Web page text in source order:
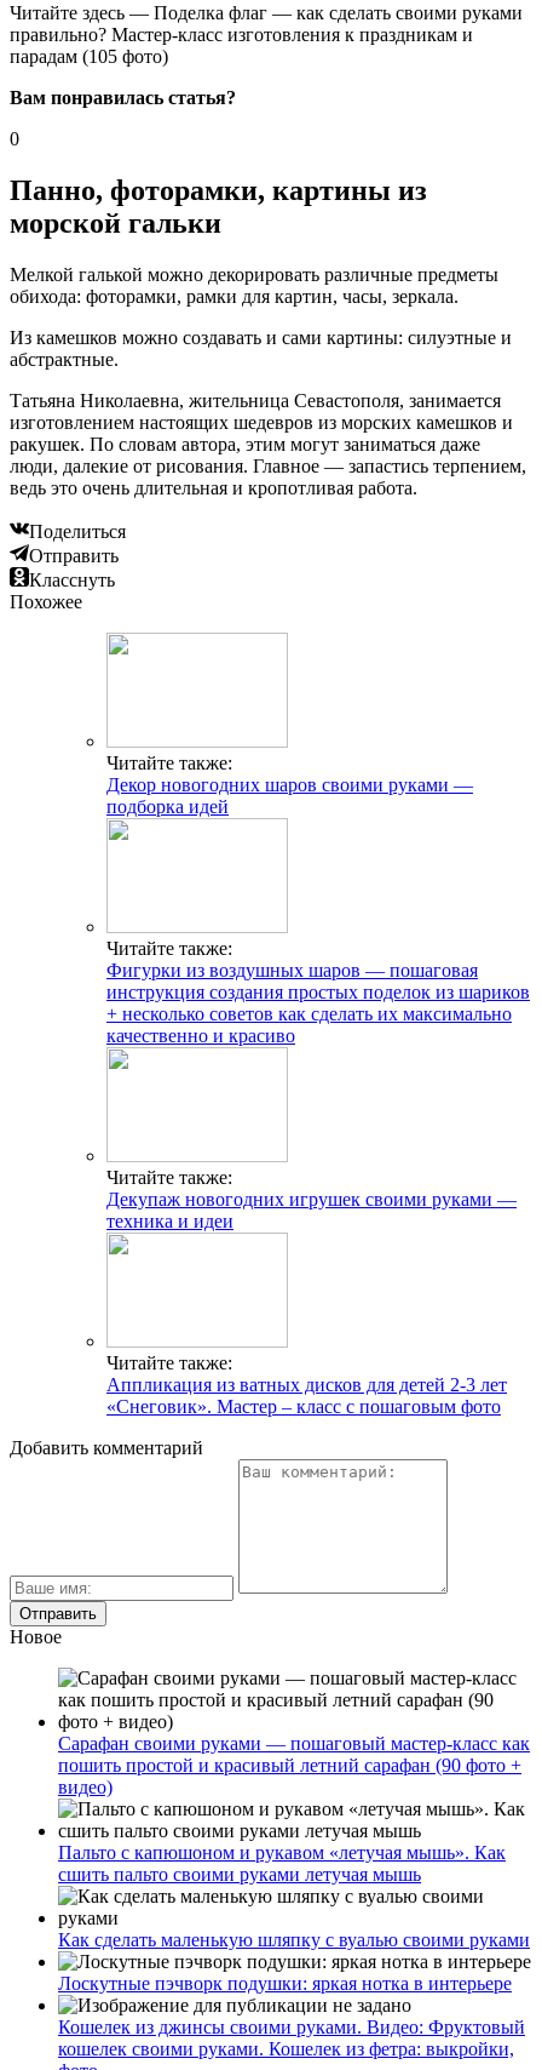
Читайте здесь — Поделка флаг — как сделать своими руками
правильно? Мастер-класс изготовления к праздникам и
парадам (105 фото)
Вам понравилась статья?
0
Панно, фоторамки, картины из
морской гальки
Мелкой галькой можно декорировать различные предметы
обихода: фоторамки, рамки для картин, часы, зеркала.
Из камешков можно создавать и сами картины: силуэтные и
абстрактные.
Татьяна Николаевна, жительница Севастополя, занимается
изготовлением настоящих шедевров из морских камешков и
ракушек. По словам автора, этим могут заниматься даже
люди, далекие от рисования. Главное — запастись терпением,
ведь это очень длительная и кропотливая работа.
Поделиться
Отправить
Класснуть
Похожее
Читайте также:
Декор новогодних шаров своими руками —
подборка идей
Читайте также:
Фигурки из воздушных шаров — пошаговая
инструкция создания простых поделок из шариков
+ несколько советов как сделать их максимально
качественно и красиво
Читайте также:
Декупаж новогодних игрушек своими руками —
техника и идеи
Читайте также:
Аппликация из ватных дисков для детей 2-3 лет
«Снеговик». Мастер – класс с пошаговым фото
Добавить комментарий
Новое
Сарафан своими руками — пошаговый мастер-класс как
пошить простой и красивый летний сарафан (90 фото +
видео)
Пальто с капюшоном и рукавом «летучая мышь». Как
сшить пальто своими руками летучая мышь
Как сделать маленькую шляпку с вуалью своими руками
Лоскутные пэчворк подушки: яркая нотка в интерьере
Кошелек из джинсы своими руками. Видео: Фруктовый
кошелек своими руками. Кошелек из фетра: выкройки,